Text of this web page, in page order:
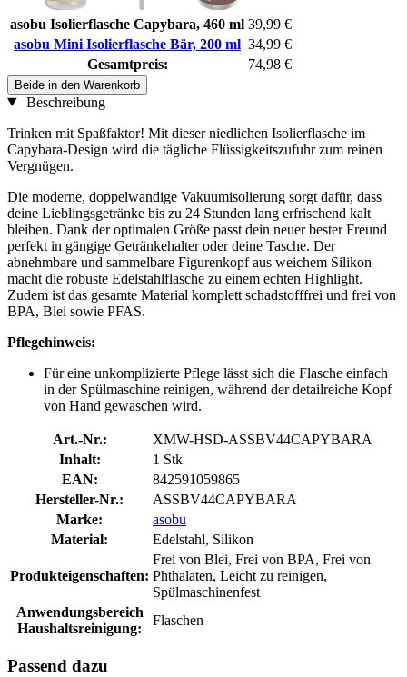
asobu Isolierflasche Capybara, 460 ml 39,99 €
asobu Mini Isolierflasche Bär, 200 ml 34,99 €
Gesamtpreis:
74,98 €
Beide in den Warenkorb
Beschreibung
Trinken mit Spaßfaktor! Mit dieser niedlichen Isolierflasche im
Capybara-Design wird die tägliche Flüssigkeitszufuhr zum reinen
Vergnügen.
Die moderne, doppelwandige Vakuumisolierung sorgt dafür, dass
deine Lieblingsgetränke bis zu 24 Stunden lang erfrischend kalt
bleiben. Dank der optimalen Größe passt dein neuer bester Freund
perfekt in gängige Getränkehalter oder deine Tasche. Der
abnehmbare und sammelbare Figurenkopf aus weichem Silikon
macht die robuste Edelstahlflasche zu einem echten Highlight.
Zudem ist das gesamte Material komplett schadstofffrei und frei von
BPA, Blei sowie PFAS.
Pflegehinweis:
Für eine unkomplizierte Pflege lässt sich die Flasche einfach
in der Spülmaschine reinigen, während der detailreiche Kopf
von Hand gewaschen wird.
Art.-Nr.:
XMW-HSD-ASSBV44CAPYBARA
Inhalt:
1 Stk
EAN:
842591059865
Hersteller-Nr.:
ASSBV44CAPYBARA
Marke:
asobu
Material:
Edelstahl, Silikon
Produkteigenschaften:
Frei von Blei, Frei von BPA, Frei von
Phthalaten, Leicht zu reinigen,
Spülmaschinenfest
Anwendungsbereich
Haushaltsreinigung:
Flaschen
Passend dazu